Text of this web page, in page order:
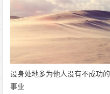
设身处地多为他人没有不成功的
事业